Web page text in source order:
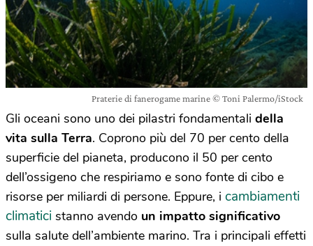
Praterie di fanerogame marine © Toni Palermo/iStock
Gli oceani sono uno dei pilastri fondamentali della
vita sulla Terra. Coprono più del 70 per cento della
superficie del pianeta, producono il 50 per cento
dell’ossigeno che respiriamo e sono fonte di cibo e
risorse per miliardi di persone. Eppure, i cambiamenti
climatici stanno avendo un impatto significativo
sulla salute dell’ambiente marino. Tra i principali effetti